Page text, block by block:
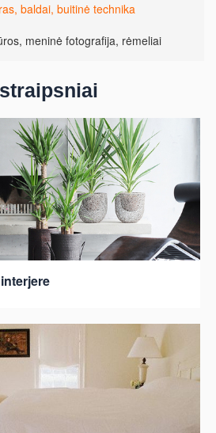
baldai, buitinė technika
meninė fotografija, rėmeliai